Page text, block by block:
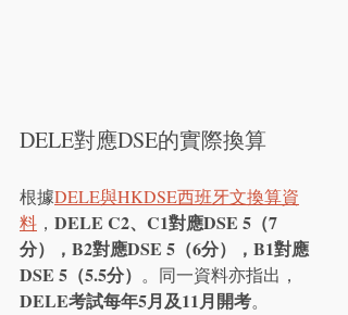
DELE對應DSE的實際換算
根據DELE與HKDSE西班牙文換算資
料 ， DELE C2、C1對應DSE 5 （7
分），B2對應DSE 5 （6分），B1對應
DSE 5（5.5分） 。同一資料亦指出，
DELE考試每年5月及11月開考。